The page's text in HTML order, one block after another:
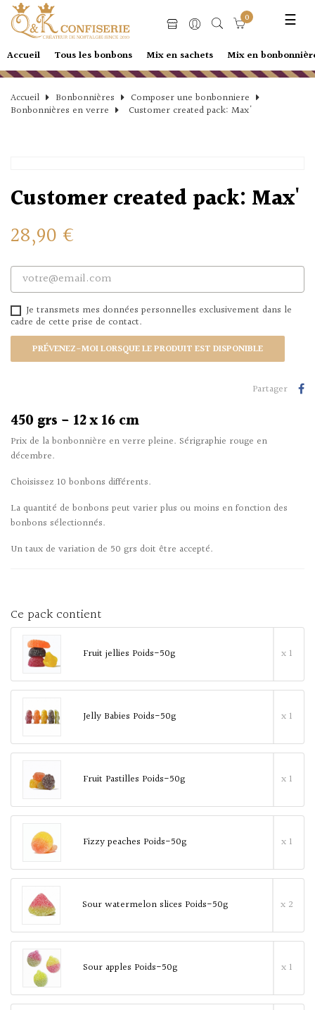
☰
0
Accueil Tous les bonbons Mix en sachets Mix en
Accueil Bonbonnières
Composer une bonbonniere
Bonbonnières en verre
Customer created pack: Max'
Customer created pack: Max'
28,90 €
Je transmets mes données personnelles exclusivement dans le
cadre de cette prise de contact.
PRÉVENEZ-MOI LORSQUE LE PRODUIT EST DISPONIBLE
Partager
450 grs - 12 x 16 cm
Prix de la bonbonnière en verre pleine. Sérigraphie rouge en
décembre.
Choisissez 10 bonbons différents.
La quantité de bonbons peut varier plus ou moins en fonction des
bonbons sélectionnés.
Un taux de variation de 50 grs doit être accepté.
Ce pack contient
Fruit jellies Poids-50g x 1
Jelly Babies Poids-50g x 1
Fruit Pastilles Poids-50g x 1
Fizzy peaches Poids-50g x 1
Sour watermelon slices Poids-50g x 2
Sour apples Poids-50g x 1